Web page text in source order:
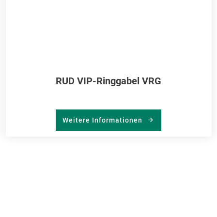
RUD VIP-Ringgabel VRG
Weitere Informationen